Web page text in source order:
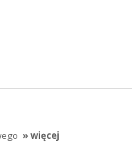
» więcej